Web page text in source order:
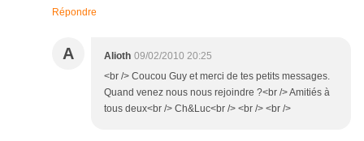
Répondre
A Alioth 09/02/2010 20:25
<br /> Coucou Guy et merci de tes petits messages.
Quand venez nous nous rejoindre ?<br /> Amitiés à
tous deux<br /> Ch&Luc<br /> <br /> <br />